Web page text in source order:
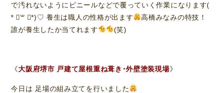
で汚れないようにビニールなどで覆っていく作業になります(
* ॑꒳ ॑*)♡ 養生は職人の性格が出ます
高橋みなみの特技！
誰が養生したか当てれます
(笑)
《大阪府堺市 戸建て屋根重ね葺き･外壁塗装現場》
今日は 足場の組み立てを行いました